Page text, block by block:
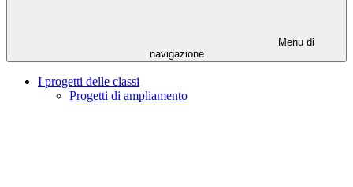
Menu di
navigazione
I progetti delle classi
Progetti di ampliamento